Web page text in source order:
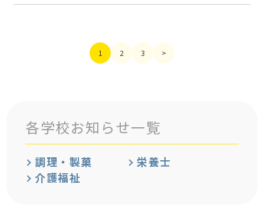
1 2 3 >
各学校お知らせ一覧
調理・製菓
栄養士
介護福祉